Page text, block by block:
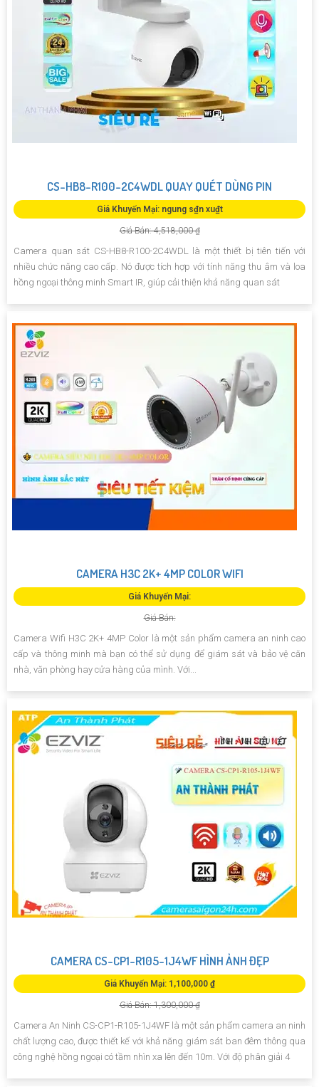
CS-HB8-R100-2C4WDL QUAY QUÉT DÙNG PIN
Giá Khuyến Mại: ngung s₫n xu₫t
Giá Bán: 4,518,000 ₫
Camera quan sát CS-HB8-R100-2C4WDL là một thiết bị tiên tiến với
nhiều chức năng cao cấp. Nó được tích hợp với tính năng thu âm và loa
hồng ngoại thông minh Smart IR, giúp cải thiện khả năng quan sát
CAMERA H3C 2K+ 4MP COLOR WIFI
Giá Khuyến Mại:
Giá Bán:
Camera Wifi H3C 2K+ 4MP Color là một sản phẩm camera an ninh cao
cấp và thông minh mà bạn có thể sử dụng để giám sát và bảo vệ căn
nhà, văn phòng hay cửa hàng của mình. Với...
CAMERA CS-CP1-R105-1J4WF HÌNH ẢNH ĐẸP
Giá Khuyến Mại: 1,100,000 ₫
Giá Bán: 1,300,000 ₫
Camera An Ninh CS-CP1-R105-1J4WF là một sản phẩm camera an ninh
chất lượng cao, được thiết kế với khả năng giám sát ban đêm thông qua
công nghệ hồng ngoại có tầm nhìn xa lên đến 10m. Với độ phân giải 4